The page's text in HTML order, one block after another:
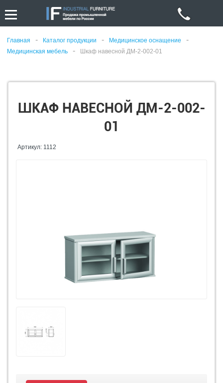
Главная - Каталог продукции - Медицинское оснащение -
Медицинская мебель - Шкаф навесной ДМ-2-002-01
ШКАФ НАВЕСНОЙ ДМ-2-002-
01
Артикул: 1112